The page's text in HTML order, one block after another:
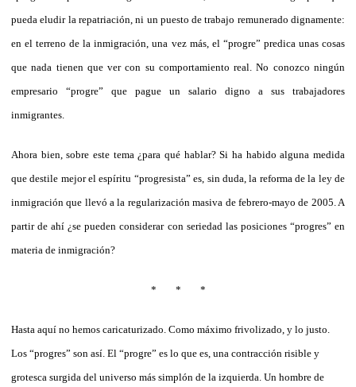
pueda eludir la repatriación, ni un puesto de trabajo remunerado dignamente:
en el terreno de la inmigración, una vez más, el “progre” predica unas cosas
que nada tienen que ver con su comportamiento real. No conozco ningún
empresario “progre” que pague un salario digno a sus trabajadores
inmigrantes.
Ahora bien, sobre este tema ¿para qué hablar? Si ha habido alguna medida
que destile mejor el espíritu “progresista” es, sin duda, la reforma de la ley de
inmigración que llevó a la regularización masiva de febrero-mayo de 2005. A
partir de ahí ¿se pueden considerar con seriedad las posiciones “progres” en
materia de inmigración?
* * *
Hasta aquí no hemos caricaturizado. Como máximo frivolizado, y lo justo.
Los “progres” son así. El “progre” es lo que es, una contracción risible y
grotesca surgida del universo más simplón de la izquierda. Un hombre de